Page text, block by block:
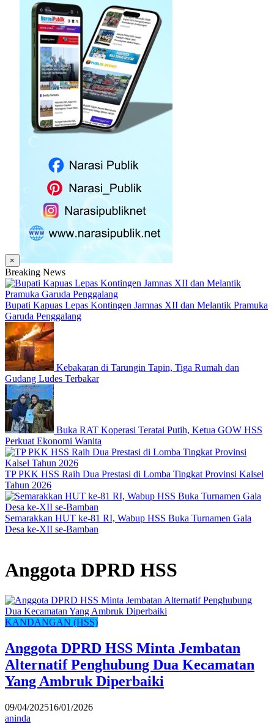
×
Breaking News
Bupati Kapuas Lepas Kontingen Jamnas XII dan Melantik Pramuka
Garuda Penggalang
Kebakaran di Tarungin Tapin, Tiga Rumah dan
Gudang Ludes Terbakar
Buka RAT Koperasi Teratai Putih, Ketua GOW HSS
Perkuat Ekonomi Wanita
TP PKK HSS Raih Dua Prestasi di Lomba Tingkat Provinsi Kalsel
Tahun 2026
Semarakkan HUT ke-81 RI, Wabup HSS Buka Turnamen Gala
Desa ke-XII se-Bamban
Anggota DPRD HSS
KANDANGAN (HSS)
Anggota DPRD HSS Minta Jembatan
Alternatif Penghubung Dua Kecamatan
Yang Ambruk Diperbaiki
09/04/202516/01/2026
aninda